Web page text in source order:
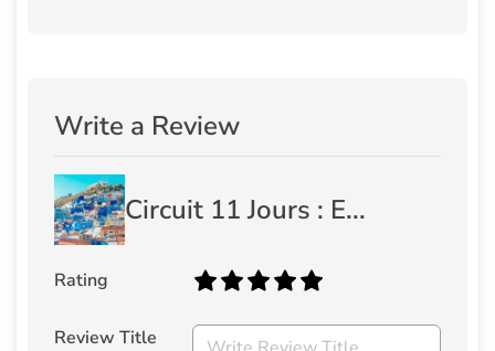
Write a Review
Circuit 11 Jours : E...
Rating
Review Title